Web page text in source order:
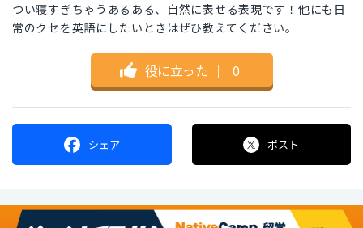
つい寝すぎちゃうあるある、自然に表せる表現です！他にも日
常のクセを英語にしたいときはぜひ教えてください。
役に立った ｜ 0
シェア ポスト